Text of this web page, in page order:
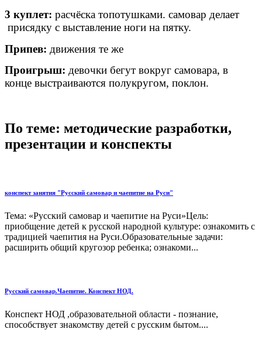
3 куплет: расчёска топотушками. самовар делает
присядку с выставление ноги на пятку.
Припев: движения те же
Проигрыш: девочки бегут вокруг самовара, в
конце выстраиваются полукругом, поклон.
По теме: методические разработки,
презентации и конспекты
конспект занятия "Русский самовар и чаепитие на Руси"
Тема: «Русский самовар и чаепитие на Руси»Цель:
приобщение детей к русской народной культуре: ознакомить с
традицией чаепития на Руси.Образовательные задачи:
расширить общий кругозор ребенка; ознакоми...
Русский самовар.Чаепитие. Конспект НОД.
Конспект НОД ,образовательной области - познание,
способствует знакомству детей с русским бытом....